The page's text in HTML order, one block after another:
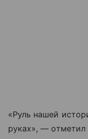
«Руль нашей
руках», — отметил